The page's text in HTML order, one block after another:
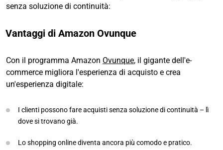
senza soluzione di continuità:
Vantaggi di Amazon Ovunque
Con il programma Amazon Ovunque, il gigante dell'e-
commerce migliora l'esperienza di acquisto e crea
un'esperienza digitale:
I clienti possono fare acquisti senza soluzione di continuità – lì
dove si trovano già.
Lo shopping online diventa ancora più comodo e pratico.